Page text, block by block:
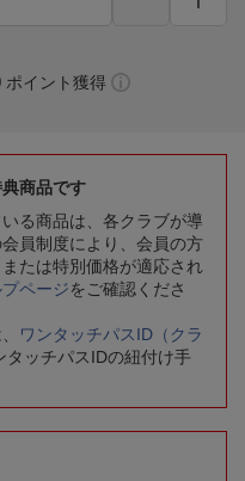
ポイント獲得
商品です
る商品は、各クラブが導
員制度により、会員の方
たは特別価格が適応され
ページをご確認くださ
ワンタッチパスID（クラ
タッチパスIDの紐付け手